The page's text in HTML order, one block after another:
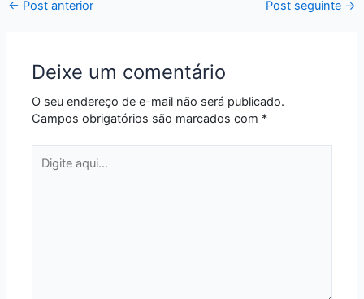
← Post anterior Post seguinte →
Deixe um comentário
O seu endereço de e-mail não será publicado.
Campos obrigatórios são marcados com *
aqui...